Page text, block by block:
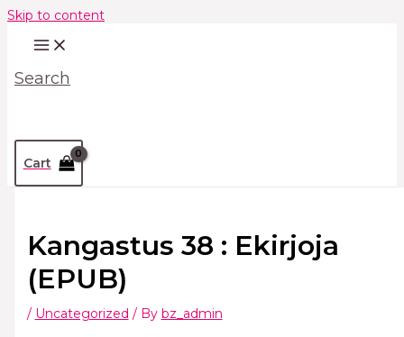
Skip to content
Search
Cart
Kangastus 38 : Ekirjoja
(EPUB)
/ Uncategorized / By bz_admin